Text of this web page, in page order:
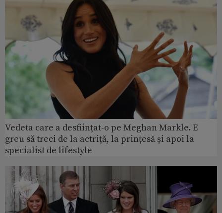
Vedeta care a desființat-o pe Meghan Markle. E
greu să treci de la actriță, la prințesă și apoi la
specialist de lifestyle